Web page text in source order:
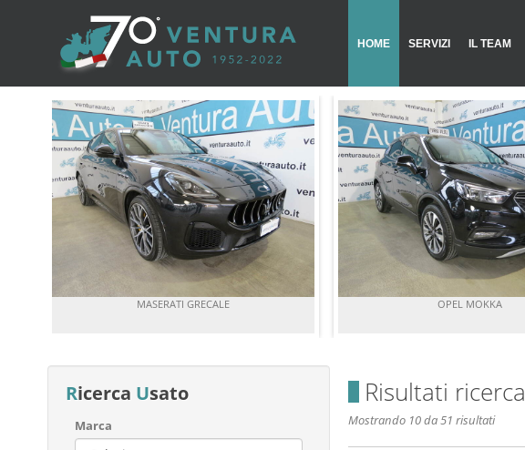
HOME SERVIZI IL TEAM
MASERATI GRECALE OPEL MOKKA
Ricerca Usato
Marca
Risultati ricerca
Mostrando 10 da 51 risultati